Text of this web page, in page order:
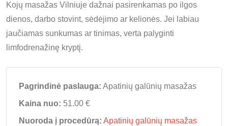
Kojų masažas Vilniuje dažnai pasirenkamas po ilgos
dienos, darbo stovint, sėdėjimo ar kelionės. Jei labiau
jaučiamas sunkumas ar tinimas, verta palyginti
limfodrenažinę kryptį.
Pagrindinė paslauga: Apatinių galūnių masažas
Kaina nuo: 51.00 €
Nuoroda į procedūrą: Apatinių galūnių masažas